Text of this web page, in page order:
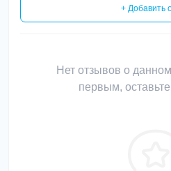
+ Добавить
Нет отзывов о
первым,